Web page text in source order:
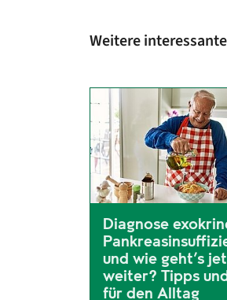
Weitere
Diagnose
und wie geht’s
weiter? Tipps
für den Alltag